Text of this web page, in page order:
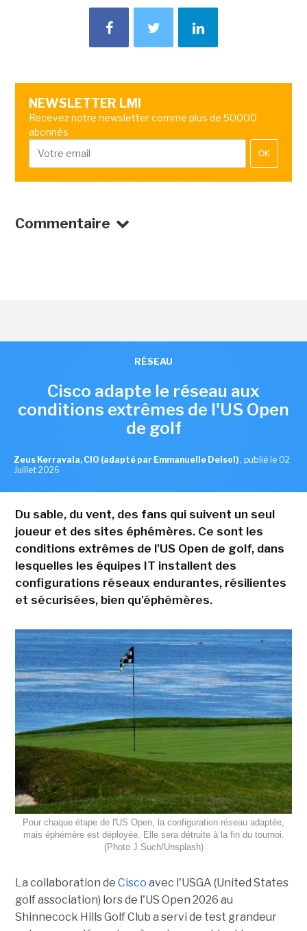
NEWSLETTER LMI
Recevez notre newsletter comme plus de 50000
abonnés
OK
Commentaire
RÉSEAU
Cisco adapte le réseau aux
conditions extrêmes de l'US Open
de golf
Zeus Kerravala, CIO (adapté par Emmanuelle Delsol) , publié le 02
Juillet 2026
Du sable, du vent, des fans qui suivent un seul
joueur et des sites éphémères. Ce sont les
conditions extrêmes de l'US Open de golf, dans
lesquelles les équipes IT installent des
configurations réseaux endurantes, résilientes
et sécurisées, bien qu'éphémères.
Pour chaque étape de l'US Open, la configuration réseau adaptée,
mais éphémère est déployée. Elle sera détruite à la fin du tournoi.
(Photo J.Such/Unsplash)
La collaboration de Cisco avec l'USGA (United States
golf association) lors de l'US Open 2026 au
Shinnecock Hills Golf Club a servi de test grandeur